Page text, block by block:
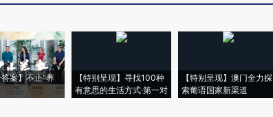
案】不止“养
【特别呈现】寻找100种
有意思的生活方式·第一对
【特别呈现】澳门全力探
索葡语国家新渠道